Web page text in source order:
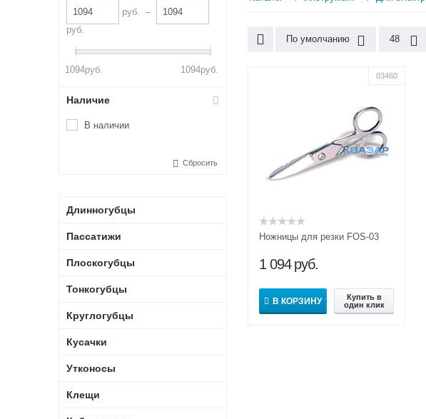
руб.
–
руб.
1094руб. 1094руб.
Наличие
В наличии
Сбросить
Длинногубцы
Пассатижи
Плоскогубцы
Тонкогубцы
Круглогубцы
Кусачки
Утконосы
Клещи
По умолчанию 48
03460
Ножницы для резки FOS-03
1 094 руб.
В КОРЗИНУ
Купить в
один клик